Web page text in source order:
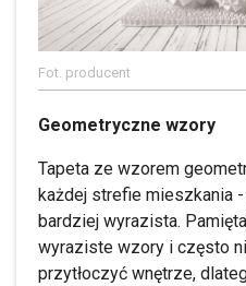
Fot. producent
Geometryczne wzory
Tapeta ze wzorem
każdej strefie mieszkania
bardziej wyrazista.
wyraziste wzory i często
przytłoczyć wnętrze,